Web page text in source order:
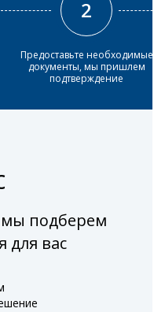
2
Предоставьте необходимые
документы, мы пришлем
подтверждение
мы подберем
для вас